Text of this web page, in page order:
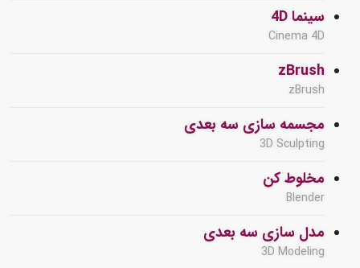
سینما 4D
Cinema 4D
zBrush
zBrush
مجسمه سازی سه بعدی
3D Sculpting
مخلوط کن
Blender
مدل سازی سه بعدی
3D Modeling